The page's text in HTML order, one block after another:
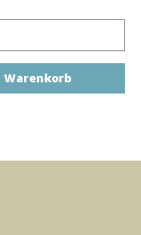
gewünschten
Warenkorb